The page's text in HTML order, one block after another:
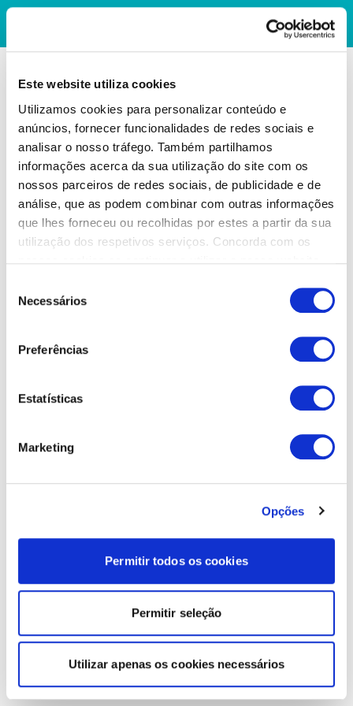
Este website utiliza cookies
Utilizamos cookies para personalizar conteúdo e
anúncios, fornecer funcionalidades de redes sociais e
analisar o nosso tráfego. Também partilhamos
informações acerca da sua utilização do site com os
nossos parceiros de redes sociais, de publicidade e de
análise, que as podem combinar com outras informações
que lhes forneceu ou recolhidas por estes a partir da sua
utilização dos respetivos serviços. Concorda com os
Necessários
Preferências
Estatísticas
Marketing
Opções
Permitir todos os cookies
Permitir seleção
Utilizar apenas os cookies necessários